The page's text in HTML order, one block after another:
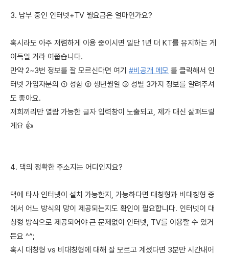
3. 납부 중인 인터넷+TV 월요금은 얼마인가요?
혹시라도 아주 저렴하게 이용 중이시면 일단 1년 더 KT를 유지하는 게
이득일 거라 여쭙습니다.
만약 2~3번 정보를 잘 모르신다면 여기 #비공개 메모 를 클릭해서 인
터넷 가입자분의 ① 성함 ② 생년월일 ③ 성별 3가지 정보를 알려주셔
도 좋아요.
저희끼리만 열람 가능한 글자 입력창이 노출되고, 제가 대신 살펴드릴
게요 👍
4. 댁의 정확한 주소지는 어디인지요?
댁에 타사 인터넷이 설치 가능한지, 가능하다면 대칭형과 비대칭형 중
에서 어느 방식의 망이 제공되는지도 확인이 필요합니다. 인터넷이 대
칭형 방식으로 제공되어야 큰 문제없이 인터넷, TV를 이용할 수 있거
든요 ^^;
혹시 대칭형 vs 비대칭형에 대해 잘 모르고 계셨다면 3분만 시간내어